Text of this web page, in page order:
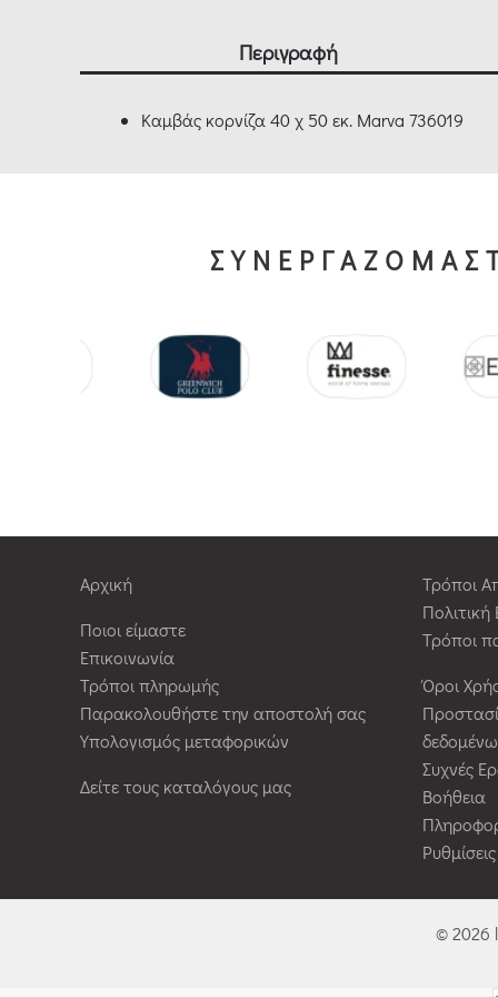
Περιγραφή
Καμβάς κορνίζα 40 χ 50 εκ. Marva 736019
Αρχική
Ποιοι είμαστε
Επικοινωνία
Τρόποι πληρωμής
Παρακολουθήστε την αποστολή σας
Υπολογισμός μεταφορικών
Δείτε τους καταλόγους μας
Τρόποι
Τρόποι
Όροι
Συχνές
Βοήθεια
© 2026